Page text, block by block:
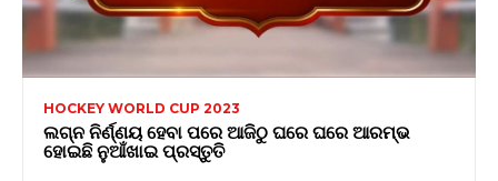
HOCKEY WORLD CUP 2023
ଲଗ୍ନ ନିର୍ଣ୍ଣୟ ହେବା ପରେ ଆଜିଠୁ ଘରେ ଘରେ ଆରମ୍ଭ
ହୋଇଛି ନୁଆଁଖାଇ ପ୍ରସ୍ତୁତି